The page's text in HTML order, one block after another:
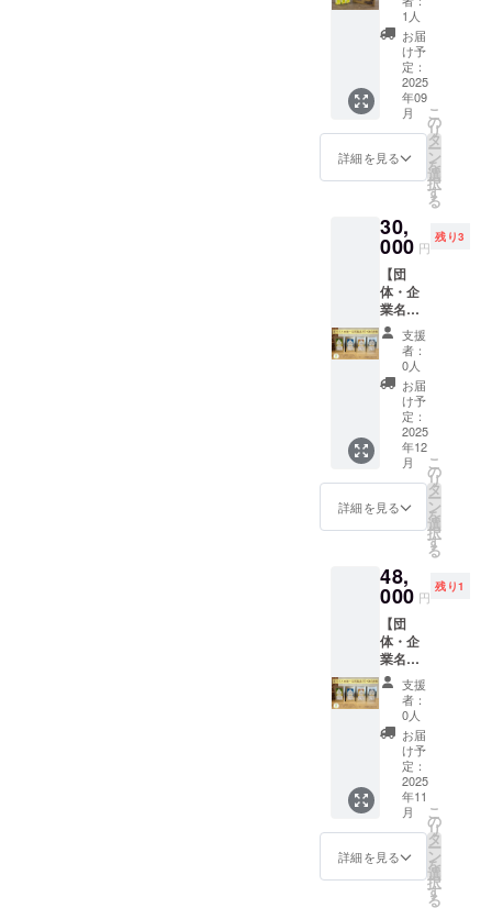
承いた
だき、
必ず備
考欄に
「同
意」と
ご記載
くださ
い。
ことが
難しく
なって
おりま
す。ご
支援い
ただく
際には
アレル
ゲン含
有リス
いてあ
らかじ
めご了
承いた
だき、
必ず備
考欄に
「同
意」と
ご記載
くださ
い。
材料に
アレル
ゲン28
品目を
使用し
ており
ません
が、ア
ン28品
目を使
他製品
と同じ
製造設
備を用
いて製
造され
ており
ます。
そのた
めアレ
ルゲン
含有を
完全に
は防ぐ
ことが
難しく
なって
おりま
す。ご
ただく
際には
アレル
ゲン含
有リス
クにつ
いてあ
らかじ
めご了
承いた
だき、
必ず備
考欄に
「同
意」と
ご記載
くださ
い。
備を用
いて製
造され
ており
ます。
ご支援
いただ
は、ア
レルゲ
につい
てあら
かじめ
ご了承
いただ
き、必
ず備考
欄に
「同
意」と
ご記載
くださ
い。
間 ・原
材料、
主原料
の原産
地：食
用こめ
油（国
造） ・
添加物
ギー表
示：ー
け、冷
暗所で
保存し
てくだ
さい。
・消費
期限も
賞味期
限：製
間 ・原
材料、
主原料
の原産
地：食
用こめ
油（国
内製
造） ・
添加物
表示、
アレル
ギー表
示：ー
が付き
ます。
まいに
ちのこ
め油
410g ・
サイ
ズ：約
6.7cm×
6.7cm×
量：約
450g ・
保存方
法：高
温・直
射日光
を避
け、冷
暗所で
保存し
てくだ
さい。
・消費
期限も
しくは
限：製
造日か
ら約1年
材料、
主原料
の原産
地：食
用こめ
油（国
内製
造） ・
添加物
表示、
アレル
ギー表
示：ー
ます。
おまけ
として
まいに
ちのこ
め油の
紙パッ
クを図
案化し
ルが10
枚付き
ます。
「まい
にちの
こめ油
900ｇ」
・サイ
ズ：約
7cm×7
cm×23.
5cm ・
重量：
約970g
・保存
方法：
高温・
暗所で
保存し
てくだ
さい。
・消費
期限も
しくは
賞味期
限：製
造日か
ら約2年
間 ・原
材料、
主原料
の原産
用こめ
油（国
まいこ
め豆
シール
付き】
三和油
脂株式
会社の
人気商
品、紙
パック
に入っ
油で
す。
1500ｇ
のパッ
ク10本
のケー
スで提
供いた
しま
す。 お
まけと
してま
いにち
のこめ
油の紙
パック
を図案
シール
が10枚
付きま
す。
「まい
にちの
こめ油
1500
ｇ」 ・
サイ
ズ：約
8.5cm×
8.5cm×
30cm
・重
量：約
1600g
1人
お届
け予
定：
2025
年09
月
詳細を見る
こ
の
リ
タ
ー
ン
を
選
択
す
る
30,
000 円
残り3
【団
体・企
業名を
インス
タ投稿
+こめ油
一斗缶3
缶♪まい
こめ豆
シール
付】 ご
支援を
いただ
いた企
業・団
体さん
前入り
のメッ
セージ
画像を
弊社直
営
ショッ
プ「さ
んま
る」公
式アカ
ウント
にてイ
ンスタ
グラム
に投稿
を行い
支援
者：
0人
お届
け予
定：
2025
年12
月
詳細を見る
こ
の
リ
タ
ー
ン
を
選
択
す
る
48,
000 円
残り1
【団
体・企
業名を
インス
タ投稿
+選べる
こめ油
一斗缶
製品5缶
+まいこ
め豆
シー
ル】 ご
支援を
いただ
いた企
支援
者：
0人
お届
け予
定：
2025
年11
月
詳細を見る
こ
の
リ
タ
ー
ン
を
選
択
す
る